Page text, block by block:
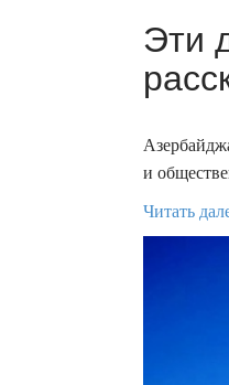
Эти
и
Читать